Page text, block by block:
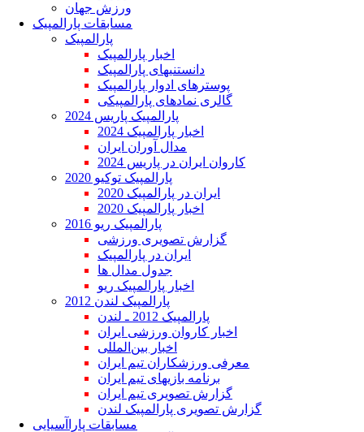
ورزش جهان
مسابقات پارالمپیک
پارالمپیک
اخبار پارالمپیک
دانستنیهای پارالمپیک
پوسترهای ادوار پارالمپیک
گالری نمادهای پارالمپیکی
پارالمپیک پاریس 2024
اخبار پارالمپیک 2024
مدال آوران ایران
کاروان ایران در پاریس 2024
پارالمپیک توکیو 2020
ایران در پارالمپیک 2020
اخبار پارالمپیک 2020
پارالمپیک ریو 2016
گزارش تصویری ورزشی
ایران در پارالمپیک
جدول مدال ها
اخبار پارالمپیک ریو
پارالمپیک لندن 2012
پارالمپیک 2012 ـ لندن
اخبار کاروان ورزشی ایران
اخبار بین‌المللی
معرفی ورزشکاران تیم ایران
برنامه بازیهای تیم ایران
گزارش تصویری تیم ایران
گزارش تصویری پارالمپیک لندن
مسابقات پاراآسیایی